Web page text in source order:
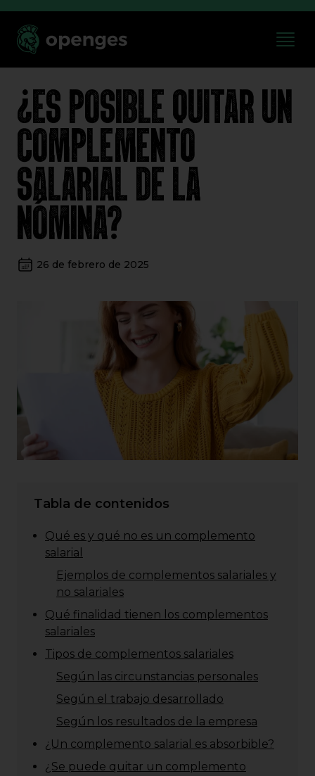
¿ES POSIBLE QUITAR UN
COMPLEMENTO
SALARIAL DE LA
NÓMINA?
26 de febrero de 2025
Tabla de contenidos
Qué es y qué no es un complemento
salarial
Ejemplos de complementos salariales y
no salariales
Qué finalidad tienen los complementos
salariales
Tipos de complementos salariales
Según las circunstancias personales
Según el trabajo desarrollado
Según los resultados de la empresa
¿Un complemento salarial es absorbible?
¿Se puede quitar un complemento